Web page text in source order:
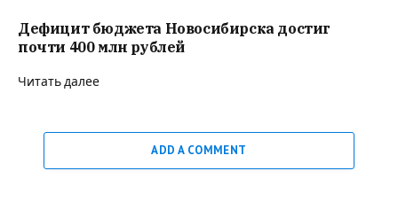
Дефицит бюджета Новосибирска достиг
почти 400 млн рублей
Читать далее
ADD A COMMENT